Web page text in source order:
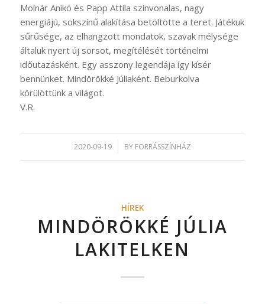
Molnár Anikó és Papp Attila színvonalas, nagy
energiájú, sokszínű alakítása betöltötte a teret. Játékuk
sűrűsége, az elhangzott mondatok, szavak mélysége
általuk nyert új sorsot, megítélését történelmi
időutazásként. Egy asszony legendája így kísér
bennünket. Mindörökké Júliaként. Beburkolva
körülöttünk a világot.
V.R.
2020-09-19
/ BY FORRÁSSZÍNHÁZ
HÍREK
MINDÖRÖKKÉ JÚLIA
LAKITELKEN